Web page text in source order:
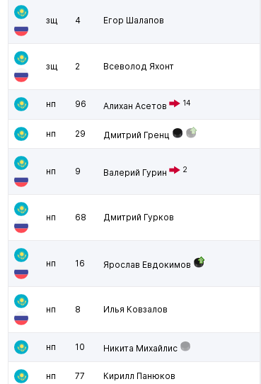
зщ 4 Егор Шалапов
зщ 2 Всеволод Яхонт
нп 96 Алихан Асетов 14
нп 29 Дмитрий Гренц
нп 9 Валерий Гурин 2
нп 68 Дмитрий Гурков
нп 16 Ярослав Евдокимов
нп 8 Илья Ковзалов
нп 10 Никита Михайлис
нп 77 Кирилл Панюков